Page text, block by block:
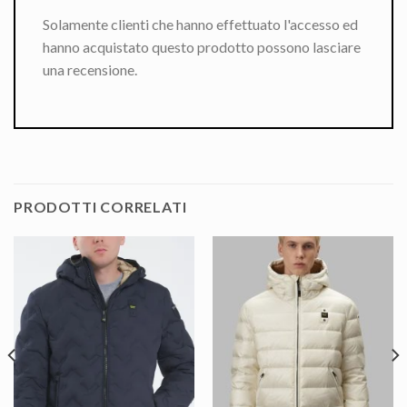
Solamente clienti che hanno effettuato l'accesso ed
hanno acquistato questo prodotto possono lasciare
una recensione.
PRODOTTI CORRELATI